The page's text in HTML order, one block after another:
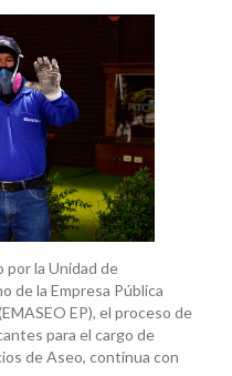
por la Unidad de
de la Empresa Pública
EP), el proceso de
para el cargo de
de Aseo, continua con